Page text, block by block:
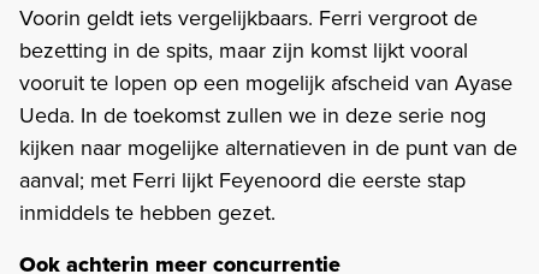
Voorin geldt iets vergelijkbaars. Ferri vergroot de
bezetting in de spits, maar zijn komst lijkt vooral
vooruit te lopen op een mogelijk afscheid van Ayase
Ueda. In de toekomst zullen we in deze serie nog
kijken naar mogelijke alternatieven in de punt van de
aanval; met Ferri lijkt Feyenoord die eerste stap
inmiddels te hebben gezet.
Ook achterin meer concurrentie